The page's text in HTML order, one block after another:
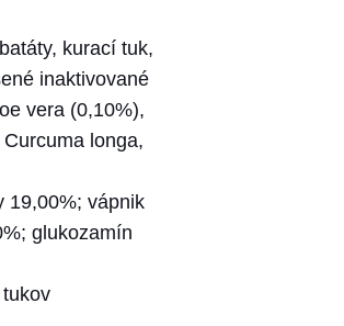
kurací tuk,
inaktivované
vera (0,10%),
longa,
19,00%; vápnik
glukozamín